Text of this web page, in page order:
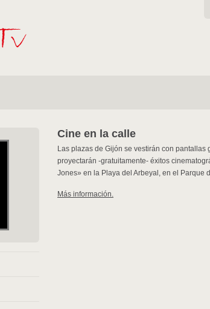
Cine en la calle
Las plazas de Gijón se vestirán con
proyectarán -gratuitamente- éxitos
Jones» en la Playa del Arbeyal, en el Parque
Más información.